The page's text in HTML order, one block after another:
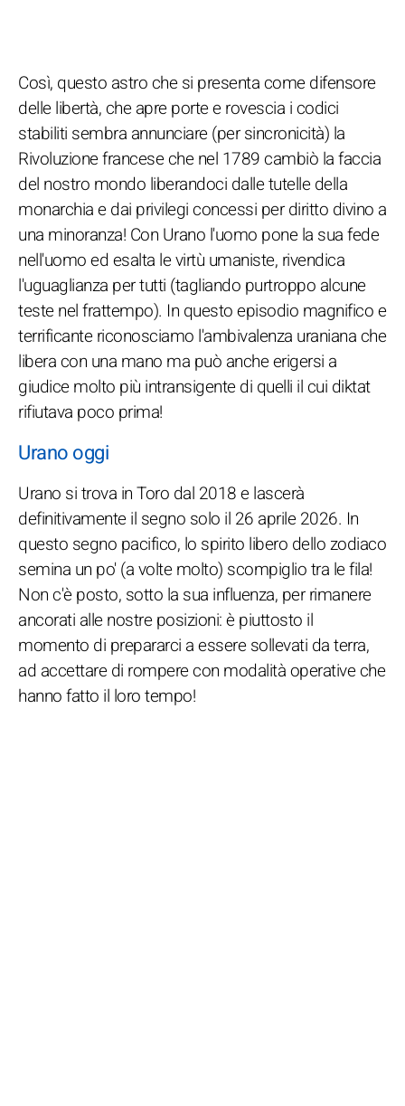
Così, questo astro che si presenta come difensore
delle libertà, che apre porte e rovescia i codici
stabiliti sembra annunciare (per sincronicità) la
Rivoluzione francese che nel 1789 cambiò la faccia
del nostro mondo liberandoci dalle tutelle della
monarchia e dai privilegi concessi per diritto divino a
una minoranza! Con Urano l'uomo pone la sua fede
nell'uomo ed esalta le virtù umaniste, rivendica
l'uguaglianza per tutti (tagliando purtroppo alcune
teste nel frattempo). In questo episodio magnifico e
terrificante riconosciamo l'ambivalenza uraniana che
libera con una mano ma può anche erigersi a
giudice molto più intransigente di quelli il cui diktat
rifiutava poco prima!
Urano oggi
Urano si trova in Toro dal 2018 e lascerà
definitivamente il segno solo il 26 aprile 2026. In
questo segno pacifico, lo spirito libero dello zodiaco
semina un po' (a volte molto) scompiglio tra le fila!
Non c'è posto, sotto la sua influenza, per rimanere
ancorati alle nostre posizioni: è piuttosto il
momento di prepararci a essere sollevati da terra,
ad accettare di rompere con modalità operative che
hanno fatto il loro tempo!